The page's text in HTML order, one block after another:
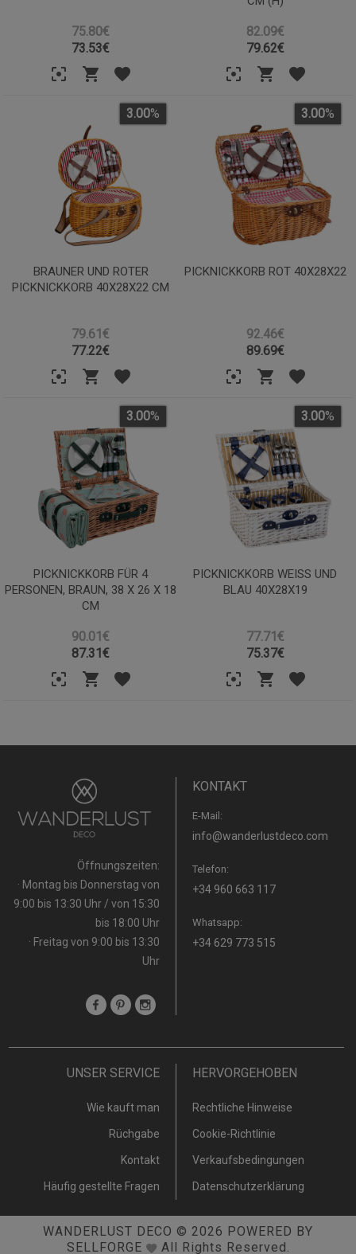
75.80€
73.53€
82.09€
79.62€
BRAUNER UND ROTER
PICKNICKKORB 40X28X22 CM
79.61€
3.00%
77.22€
PICKNICKKORB ROT 40X28X22
92.46€
3.00%
89.69€
PICKNICKKORB FÜR 4
PERSONEN, BRAUN, 38 X 26 X 18
CM
90.01€
3.00%
87.31€
PICKNICKKORB WEISS UND B
LAU 40X28X19
77.71€
3.00%
75.37€
Öffnungszeiten:
· Montag bis Donnerstag von
9:00 bis 13:30 Uhr / von 15:30
bis 18:00 Uhr
· Freitag von 9:00 bis 13:30
Uhr
KONTAKT
E-Mail:
info@wanderlustdeco.com
Telefon:
+34 960 663 117
Whatsapp:
+34 629 773 515
UNSER SERVICE
Wie kauft man
Rüchgabe
Kontakt
Häufig gestellte Fragen
HERVORGEHOBEN
Rechtliche Hinweise
Cookie-Richtlinie
Verkaufsbedingungen
Datenschutzerklärung
WANDERLUST DECO © 2026 POWERED BY
SELLFORGE
All Rights Reserved.